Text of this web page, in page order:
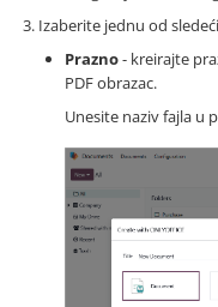
Izaberite jednu od
Prazno- kreirajte
PDF obrazac.
Unesite naziv fajla u